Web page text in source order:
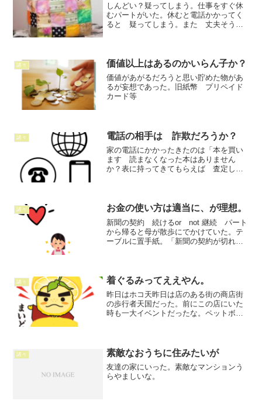
しんどい？疑ってしまう。仕事をすぐ休
むパートがいた。休むと電話かかってく
ると 疑ってしまう。また 丈夫そうに
かったんなら病院にいけよ...
諸々 価値以上はあるのかいらん子か？
価値があがるだろうと思い貯めた物があ
るが妄想であった。旧紙幣 プリペイド
カード等
諸々 電話の相手は 詐欺だろうか？
家の電話にかかったきたのは「本を買い
ます 読まなくなった本はありません
か？表に持ってきてもらえば 査定して
かる。先日捨てた時もその後...
諸々 お金の使い方は適当に、が理想。
新聞の契約 続けるor not 継続 パート
から帰ると母が散歩にでかけていた。テ
ーブルに置手紙。「新聞の契約が切れる
新聞は基本 母し...
諸々 着ぐるみってええやん。
昨日はホコ天昨日は店のある街の商店街
の歩行者天国だった。前にこの店にいた
時も一大イベントだったな。ペットボト
に賑わう商店街はめずらしい...
諸々 素敵なおうちに住みたいが
友達の家にいった。素敵なマンションう
らやましいな。